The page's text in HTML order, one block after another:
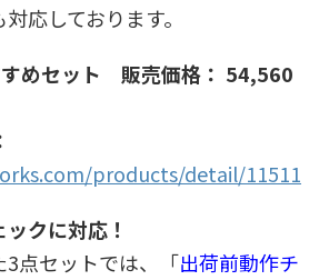
対応しております。
めセット 販売価格： 54,560
products/detail/11511
クに対応！
点セットでは、「出荷前動作チ